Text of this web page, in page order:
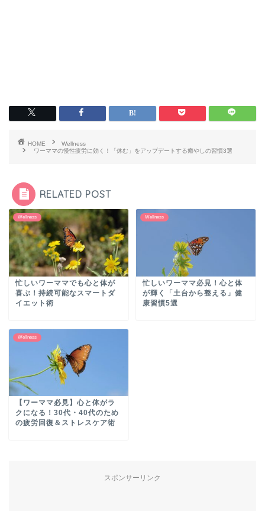
HOME
Wellness
ワーママの慢性疲労に効く！「休む」をアップデートする癒やしの習慣3選
RELATED POST
Wellness
忙しいワーママでも心と体が
喜ぶ！持続可能なスマートダ
イエット術
Wellness
忙しいワーママ必見！心と体
が輝く「土台から整える」健
康習慣5選
Wellness
【ワーママ必見】心と体がラ
クになる！30代・40代のため
の疲労回復＆ストレスケア術
スポンサーリンク